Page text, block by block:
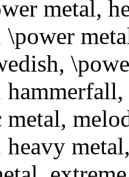
metal,
\power